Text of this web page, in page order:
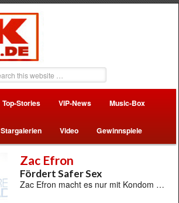
Top-Stories VIP-News Music-Box
Stargalerien Video Gewinnspiele
Zac Efron
Fördert Safer Sex
Zac Efron macht es nur mit Kondom …